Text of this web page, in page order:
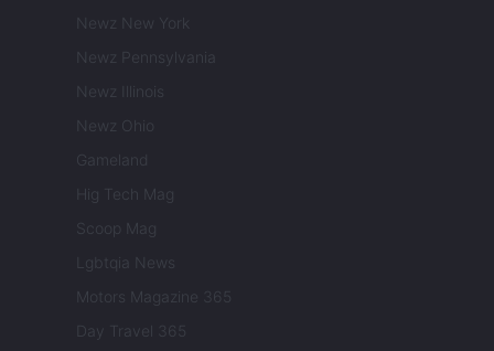
Newz New York
Newz Pennsylvania
Newz Illinois
Newz Ohio
Gameland
Hig Tech Mag
Scoop Mag
Lgbtqia News
Motors Magazine 365
Day Travel 365